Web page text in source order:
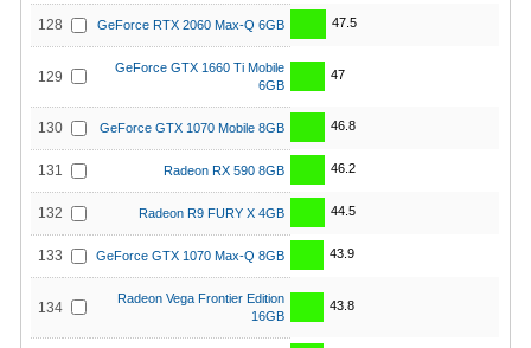
128 GeForce RTX 2060 Max-Q 6GB 47.5
129
GeForce GTX 1660 Ti Mobile
6GB
47
130 GeForce GTX 1070 Mobile 8GB 46.8
131 Radeon RX 590 8GB 46.2
132 Radeon R9 FURY X 4GB 44.5
133 GeForce GTX 1070 Max-Q 8GB 43.9
134
Radeon Vega Frontier Edition
16GB
43.8